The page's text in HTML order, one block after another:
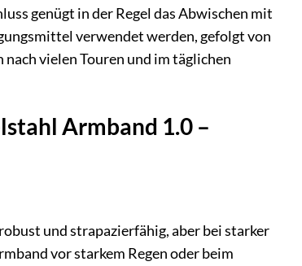
genügt in der Regel das Abwischen mit
verwendet werden, gefolgt von
vielen Touren und im täglichen
Armband 1.0 –
und strapazierfähig, aber bei starker
vor starkem Regen oder beim